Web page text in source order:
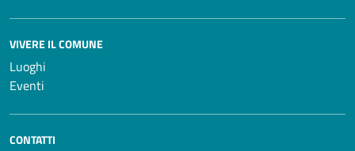
VIVERE IL COMUNE
Luoghi
Eventi
CONTATTI